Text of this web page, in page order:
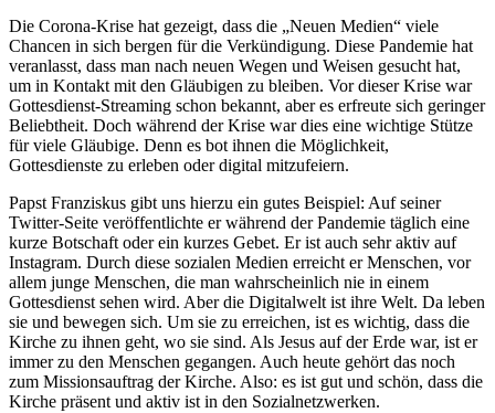
Die Corona-Krise hat gezeigt, dass die „Neuen Medien“ viele
Chancen in sich bergen für die Verkündigung. Diese Pandemie hat
veranlasst, dass man nach neuen Wegen und Weisen gesucht hat,
um in Kontakt mit den Gläubigen zu bleiben. Vor dieser Krise war
Gottesdienst-Streaming schon bekannt, aber es erfreute sich geringer
Beliebtheit. Doch während der Krise war dies eine wichtige Stütze
für viele Gläubige. Denn es bot ihnen die Möglichkeit,
Gottesdienste zu erleben oder digital mitzufeiern.
Papst Franziskus gibt uns hierzu ein gutes Beispiel: Auf seiner
Twitter-Seite veröffentlichte er während der Pandemie täglich eine
kurze Botschaft oder ein kurzes Gebet. Er ist auch sehr aktiv auf
Instagram. Durch diese sozialen Medien erreicht er Menschen, vor
allem junge Menschen, die man wahrscheinlich nie in einem
Gottesdienst sehen wird. Aber die Digitalwelt ist ihre Welt. Da leben
sie und bewegen sich. Um sie zu erreichen, ist es wichtig, dass die
Kirche zu ihnen geht, wo sie sind. Als Jesus auf der Erde war, ist er
immer zu den Menschen gegangen. Auch heute gehört das noch
zum Missionsauftrag der Kirche. Also: es ist gut und schön, dass die
Kirche präsent und aktiv ist in den Sozialnetzwerken.